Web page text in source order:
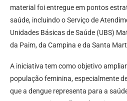
material foi entregue em pontos
saúde, incluindo o Serviço de
Unidades Básicas de Saúde (UBS)
da Paim, da Campina e da Santa
A iniciativa tem como objetivo
população feminina, especialmente
que a dengue representa para a